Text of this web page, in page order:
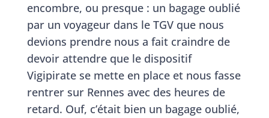
encombre, ou presque : un bagage oublié
par un voyageur dans le TGV que nous
devions prendre nous a fait craindre de
devoir attendre que le dispositif
Vigipirate se mette en place et nous fasse
rentrer sur Rennes avec des heures de
retard. Ouf, c’était bien un bagage oublié,